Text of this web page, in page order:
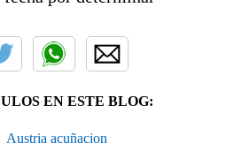
EN ESTE BLOG:
Austria acuñacion